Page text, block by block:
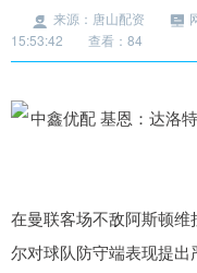
来源：唐山配资
15:53:42
查看：84
在曼联客场不敌阿斯顿
尔对球队防守端表现提